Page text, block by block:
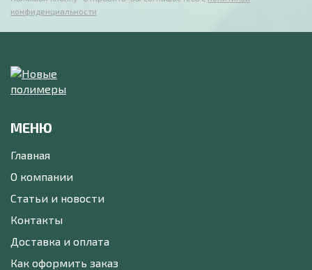
конфиденциальности
МЕНЮ
Главная
О компании
Статьи и новости
Контакты
Доставка и оплата
Как оформить заказ